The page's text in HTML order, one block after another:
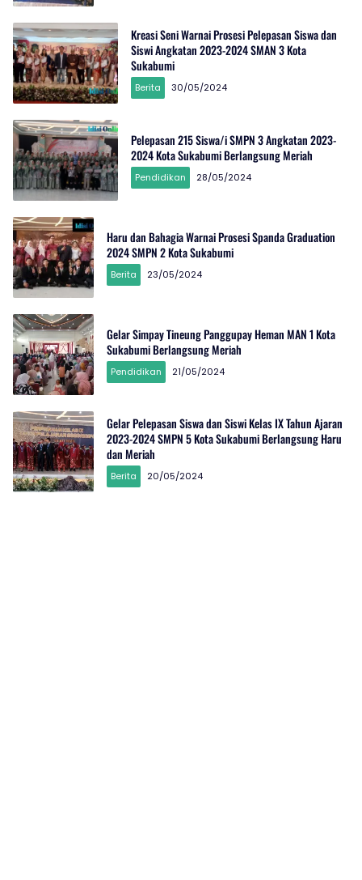
Kreasi Seni Warnai Prosesi Pelepasan Siswa dan
Siswi Angkatan 2023-2024 SMAN 3 Kota
Sukabumi
Berita 30/05/2024
Pelepasan 215 Siswa/i SMPN 3 Angkatan 2023-
2024 Kota Sukabumi Berlangsung Meriah
Pendidikan 28/05/2024
Haru dan Bahagia Warnai Prosesi Spanda Graduation
2024 SMPN 2 Kota Sukabumi
Berita 23/05/2024
Gelar Simpay Tineung Panggupay Heman MAN 1 Kota
Sukabumi Berlangsung Meriah
Pendidikan 21/05/2024
Gelar Pelepasan Siswa dan Siswi Kelas IX Tahun Ajaran
2023-2024 SMPN 5 Kota Sukabumi Berlangsung Haru
dan Meriah
Berita 20/05/2024